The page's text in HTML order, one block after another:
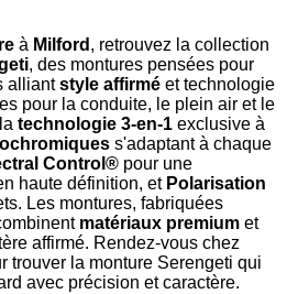
à Milford , retrouvez la collection
, des montures pensées pour
alliantstyle affirmé et technologie
pour la conduite, le plein air et le
technologie 3-en-1 exclusive à
s'adaptant à chaque
Control® pour une
haute définition, et Polarisation
Les montures, fabriquées
matériaux premium et
affirmé. Rendez-vous chez
trouver la monture Serengeti qui
avec précision et caractère.